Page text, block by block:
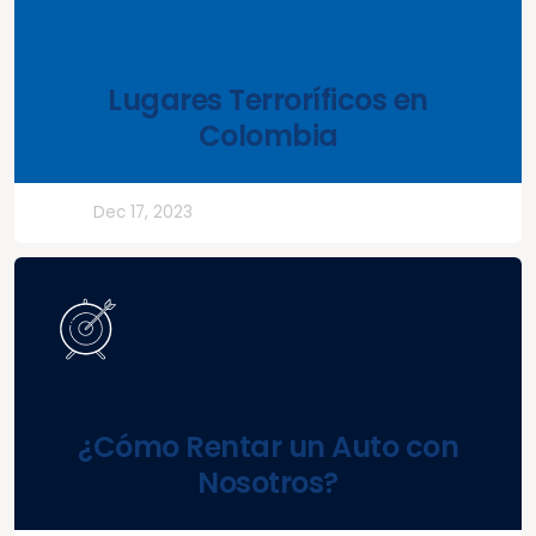
Lugares Terroríficos en
Colombia
Dec 17, 2023
¿Cómo Rentar un Auto con
Nosotros?